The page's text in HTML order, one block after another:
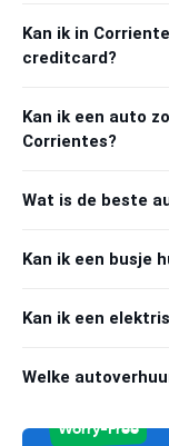
Kan ik in
creditcard?
Kan ik een auto
Corrientes?
Wat is de beste
Kan ik een busje
Kan ik een
Welke
Worry-Free